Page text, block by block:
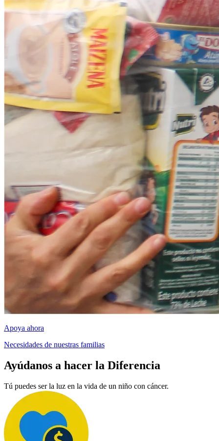
Apoya ahora
Necesidades de nuestras familias
Ayúdanos a hacer la Diferencia
Tú puedes ser la luz en la vida de un niño con cáncer.